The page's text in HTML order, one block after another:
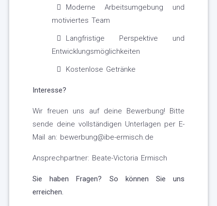
Moderne Arbeitsumgebung und
motiviertes Team
Langfristige Perspektive und
Entwicklungsmöglichkeiten
Kostenlose Getränke
Interesse?
Wir freuen uns auf deine Bewerbung! Bitte
sende deine vollständigen Unterlagen per E-
Mail an: bewerbung@ibe-ermisch.de
Ansprechpartner: Beate-Victoria Ermisch
Sie haben Fragen? So können Sie uns
erreichen.